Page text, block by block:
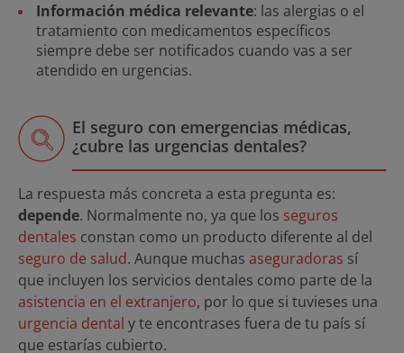
Información médica relevante: las alergias o el
tratamiento con medicamentos específicos
siempre debe ser notificados cuando vas a ser
atendido en urgencias.
El seguro con emergencias médicas,
¿cubre las urgencias dentales?
La respuesta más concreta a esta pregunta es:
depende. Normalmente no, ya que los seguros
dentales constan como un producto diferente al del
seguro de salud. Aunque muchas aseguradoras sí
que incluyen los servicios dentales como parte de la
asistencia en el extranjero, por lo que si tuvieses una
urgencia dental y te encontrases fuera de tu país sí
que estarías cubierto.